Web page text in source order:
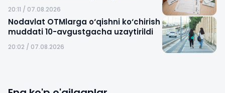
20:11 / 07.08.2026
Nodavlat OTMlarga o‘qishni ko‘chirish
muddati 10-avgustgacha uzaytirildi
20:02 / 07.08.2026